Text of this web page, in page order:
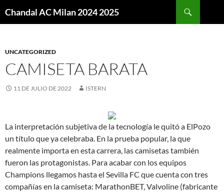
Chandal AC Milan 2024 2025
UNCATEGORIZED
CAMISETA BARATA
11 DE JULIO DE 2022 ISTERN
La interpretación subjetiva de la tecnología le quitó a ElPozo
un título que ya celebraba. En la prueba popular, la que
realmente importa en esta carrera, las camisetas también
fueron las protagonistas. Para acabar con los equipos
Champions llegamos hasta el Sevilla FC que cuenta con tres
compañías en la camiseta: MarathonBET, Valvoline (fabricante